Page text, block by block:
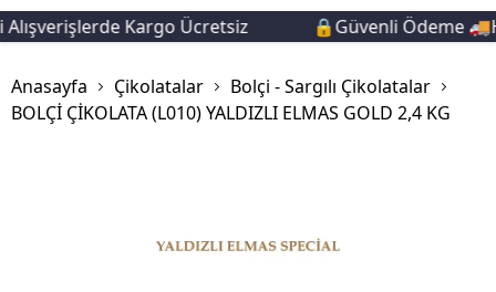
Kargo Ücretsiz 🔒Güvenli Ödeme
Anasayfa Çikolatalar
Bolçi - Sargılı Çikolatalar
BOLÇİ ÇİKOLATA (L010) YALDIZLI ELMAS GOLD 2,4 KG